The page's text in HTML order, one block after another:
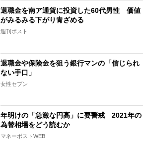
退職金を南ア通貨に投資した60代男性 価値
がみるみる下がり青ざめる
週刊ポスト
退職金や保険金を狙う銀行マンの「信じられ
ない手口」
女性セブン
年明けの「急激な円高」に要警戒 2021年の
為替相場をどう読むか
マネーポストWEB